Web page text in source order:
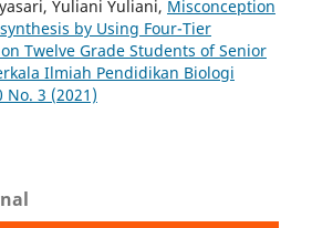
Yuliani Yuliani, Misconception
by Using Four-Tier
Twelve Grade Students of Senior
Ilmiah Pendidikan Biologi
No. 3 (2021)